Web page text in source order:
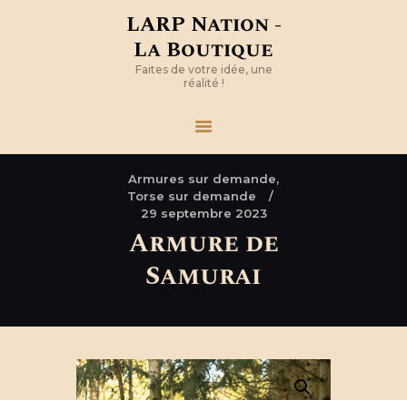
LARP Nation -
La Boutique
Faites de votre idée, une
réalité !
Armures sur demande,
Torse sur demande
29 septembre 2023
Armure de
Samurai